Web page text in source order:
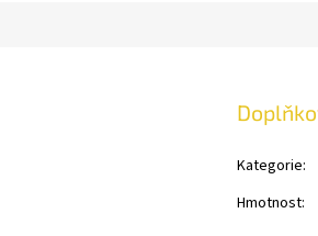
Kategorie:
Hmotnost: